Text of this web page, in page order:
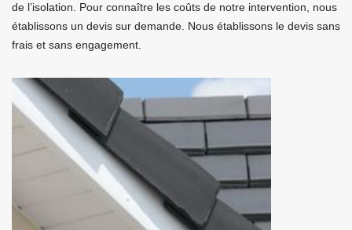
de l’isolation. Pour connaître les coûts de notre intervention, nous
établissons un devis sur demande. Nous établissons le devis sans
frais et sans engagement.